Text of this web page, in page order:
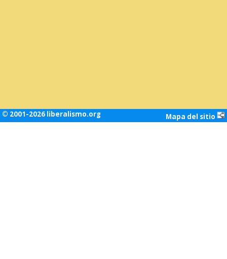
© 2001-2026 liberalismo.org Mapa del sitio